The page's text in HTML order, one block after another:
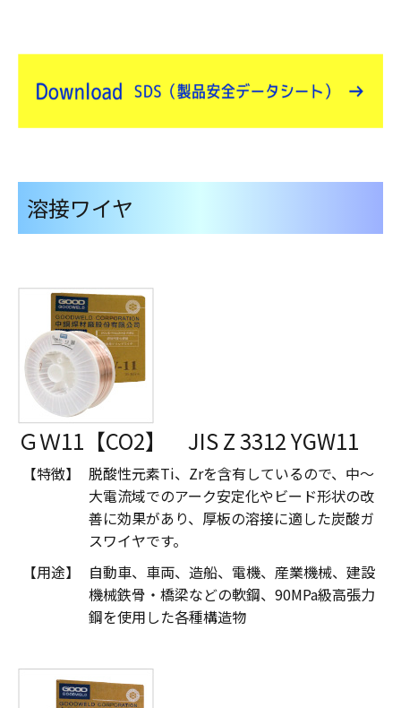
溶接ワイヤ
ＧＷ11【CO2】 JIS Z 3312 YGW11
【特徴】
脱酸性元素Ti、Zrを含有しているので、中～
大電流域でのアーク安定化やビード形状の改
善に効果があり、厚板の溶接に適した炭酸ガ
スワイヤです。
【用途】
自動車、車両、造船、電機、産業機械、建設
機械鉄骨・橋梁などの軟鋼、90MPa級高張力
鋼を使用した各種構造物